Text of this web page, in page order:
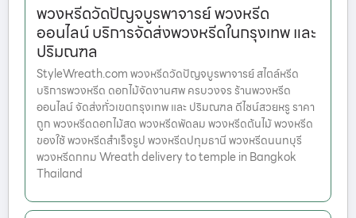
พวงหรีดวัดปัญจบูรพาจารย์ พวงหรีด
ออนไลน์ บริการจัดส่งพวงหรีดในกรุงเทพ และ
ปริมณฑล
StyleWreath.com พวงหรีดวัดปัญจบูรพาจารย์ สไตล์หรีด
บริการพวงหรีด ดอกไม้จัดงานศพ ครบวงจร ร้านพวงหรีด
ออนไลน์ จัดส่งทั่วเขตกรุงเทพ และ ปริมณฑล ดีไซน์สวยหรู ราคา
ถูก พวงหรีดดอกไม้สด พวงหรีดพัดลม พวงหรีดต้นไม้ พวงหรีด
ของใช้ พวงหรีดสำเร็จรูป พวงหรีดปทุมธานี พวงหรีดนนทบุรี
พวงหรีดกทม Wreath delivery to temple in Bangkok
Thailand